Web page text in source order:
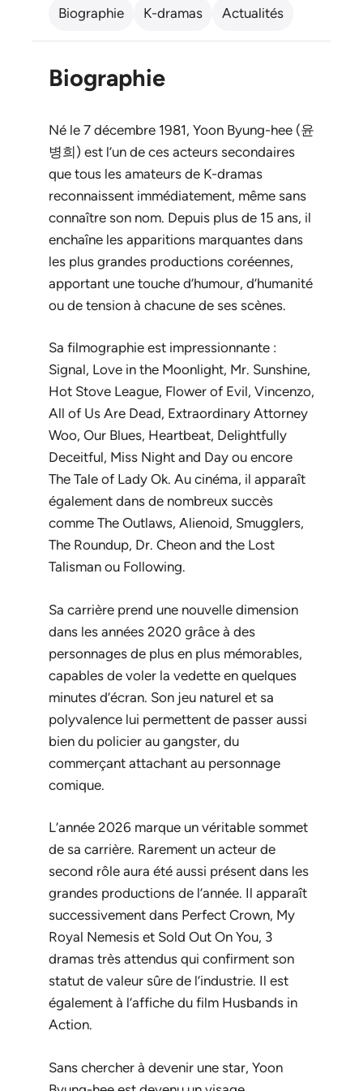
Biographie K-dramas Actualités
Biographie
Né le 7 décembre 1981, Yoon Byung-hee (윤
병희) est l’un de ces acteurs secondaires
que tous les amateurs de K-dramas
reconnaissent immédiatement, même sans
connaître son nom. Depuis plus de 15 ans, il
enchaîne les apparitions marquantes dans
les plus grandes productions coréennes,
apportant une touche d’humour, d’humanité
ou de tension à chacune de ses scènes.
Sa filmographie est impressionnante :
Signal, Love in the Moonlight, Mr. Sunshine,
Hot Stove League, Flower of Evil, Vincenzo,
All of Us Are Dead, Extraordinary Attorney
Woo, Our Blues, Heartbeat, Delightfully
Deceitful, Miss Night and Day ou encore
The Tale of Lady Ok. Au cinéma, il apparaît
également dans de nombreux succès
comme The Outlaws, Alienoid, Smugglers,
The Roundup, Dr. Cheon and the Lost
Talisman ou Following.
Sa carrière prend une nouvelle dimension
dans les années 2020 grâce à des
personnages de plus en plus mémorables,
capables de voler la vedette en quelques
minutes d’écran. Son jeu naturel et sa
polyvalence lui permettent de passer aussi
bien du policier au gangster, du
commerçant attachant au personnage
comique.
L’année 2026 marque un véritable sommet
de sa carrière. Rarement un acteur de
second rôle aura été aussi présent dans les
grandes productions de l’année. Il apparaît
successivement dans Perfect Crown, My
Royal Nemesis et Sold Out On You, 3
dramas très attendus qui confirment son
statut de valeur sûre de l’industrie. Il est
également à l’affiche du film Husbands in
Action.
Sans chercher à devenir une star, Yoon